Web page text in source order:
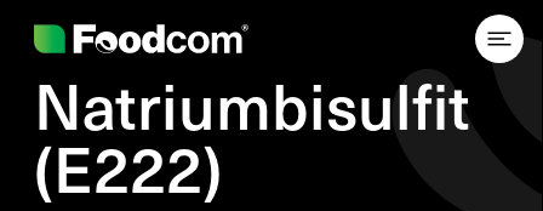
Natriumbisulfit
(E222)